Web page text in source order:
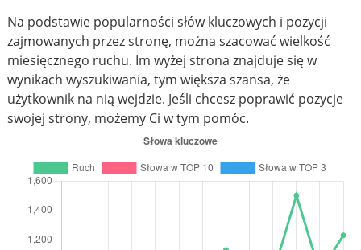
Na podstawie popularności słów kluczowych i pozycji
zajmowanych przez stronę, można szacować wielkość
miesięcznego ruchu. Im wyżej strona znajduje się w
wynikach wyszukiwania, tym większa szansa, że
użytkownik na nią wejdzie. Jeśli chcesz poprawić pozycje
swojej strony, możemy Ci w tym pomóc.